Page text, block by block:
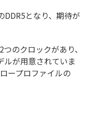
DDR5となり、期待が
のクロックがあり、
ルが用意されていま
ープロファイルの